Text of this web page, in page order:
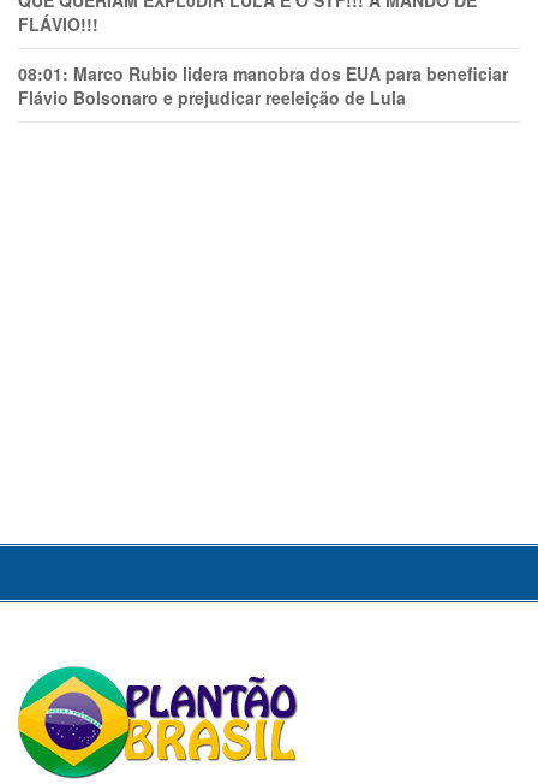
FLÁVIO!!!
08:01: Marco Rubio lidera manobra dos EUA para beneficiar
Flávio Bolsonaro e prejudicar reeleição de Lula